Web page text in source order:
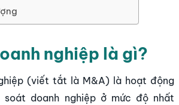
nghiệp là gì?
(viết tắt là M&A) là hoạt động
soát doanh nghiệp ở mức độ nhất